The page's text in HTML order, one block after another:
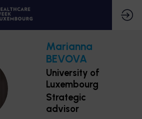
Marianna
BEVOVA
University of
Luxembourg
Strategic
advisor